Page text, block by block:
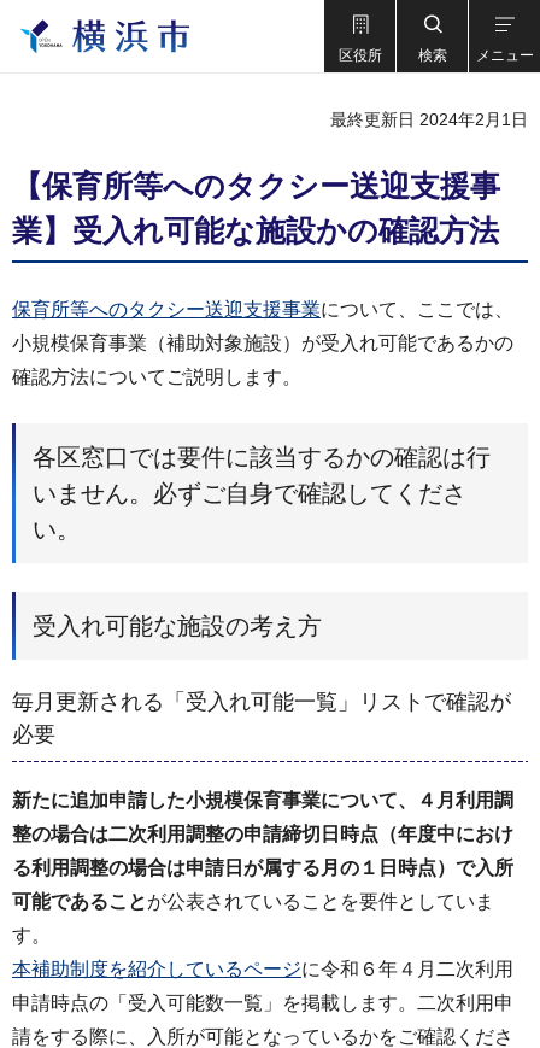
区役所 検索 メニュー
最終更新日 2024年2月1日
【保育所等へのタクシー送迎支援事
業】受入れ可能な施設かの確認方法
保育所等へのタクシー送迎支援事業について、ここでは、
小規模保育事業（補助対象施設）が受入れ可能であるかの
確認方法についてご説明します。
各区窓口では要件に該当するかの確認は行
いません。必ずご自身で確認してくださ
い。
受入れ可能な施設の考え方
毎月更新される「受入れ可能一覧」リストで確認が
必要
新たに追加申請した小規模保育事業について、４月利用調
整の場合は二次利用調整の申請締切日時点（年度中におけ
る利用調整の場合は申請日が属する月の１日時点）で入所
可能であることが公表されていることを要件としていま
す。
本補助制度を紹介しているページに令和６年４月二次利用
申請時点の「受入可能数一覧」を掲載します。二次利用申
請をする際に、入所が可能となっているかをご確認くださ